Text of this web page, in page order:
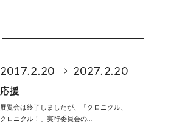
2017.2.20 2027.2.20
応援
展覧会は終了しましたが、「クロニクル、
クロニクル！」実行委員会の…